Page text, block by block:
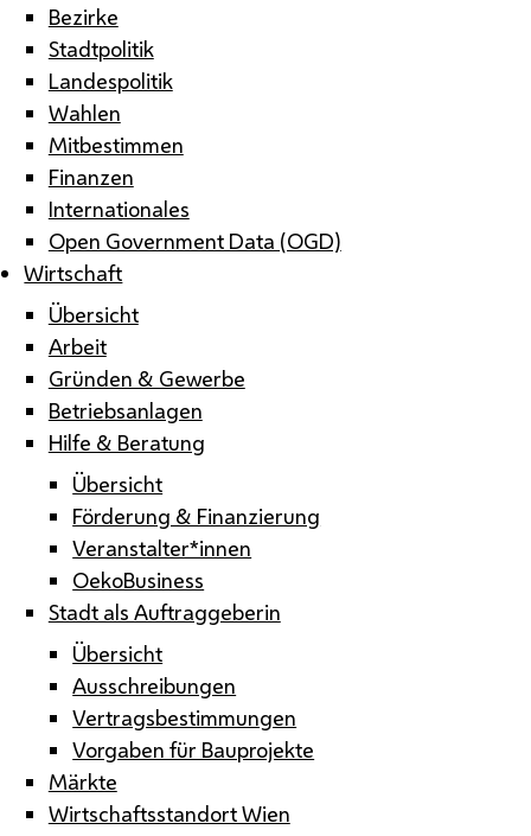
Bezirke
Stadtpolitik
Landespolitik
Wahlen
Mitbestimmen
Finanzen
Internationales
Open Government Data (OGD)
Wirtschaft
Übersicht
Arbeit
Gründen & Gewerbe
Betriebsanlagen
Hilfe & Beratung
Übersicht
Förderung & Finanzierung
Veranstalter*innen
OekoBusiness
Stadt als Auftraggeberin
Übersicht
Ausschreibungen
Vertragsbestimmungen
Vorgaben für Bauprojekte
Märkte
Wirtschaftsstandort Wien